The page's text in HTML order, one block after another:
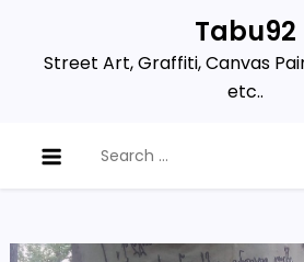
content
Tabu92
Street Art, Graffiti, Canvas
etc..
for: